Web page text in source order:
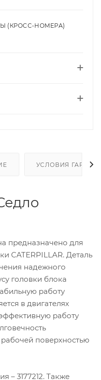
(КРОСС-НОМЕРА)
УСЛОВИЯ
предназначено для
CATERPILLAR. Деталь
надежного
головки блока
работу
в двигателях
работу
поверхностью
– 3177212. Также